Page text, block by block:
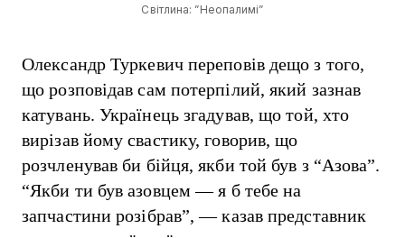
Світлина: ”Неопалимі”
Олександр Туркевич переповів дещо з того,
що розповідав сам потерпілий, який зазнав
катувань. Українець згадував, що той, хто
вирізав йому свастику, говорив, що
розчленував би бійця, якби той був з “Азова”.
“Якби ти був азовцем — я б тебе на
запчастини розібрав”, — казав представник